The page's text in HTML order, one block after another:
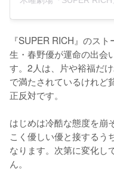
『SUPER RICH』のス
生・春野優が運命の出会
す。2人は、片や裕福だ
で満たされているけれど
正反対です。
はじめは冷酷な態度を崩
こく優しい優と接するう
なります。次第に変化し
ん。